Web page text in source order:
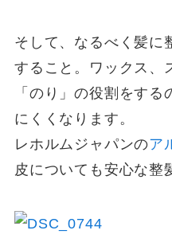
そして、なるべく髪に
すること。ワックス、
「のり」の役割をす
にくくなります。
レホルムジャパンのア
皮についても安心な整